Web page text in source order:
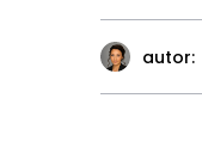
autor: